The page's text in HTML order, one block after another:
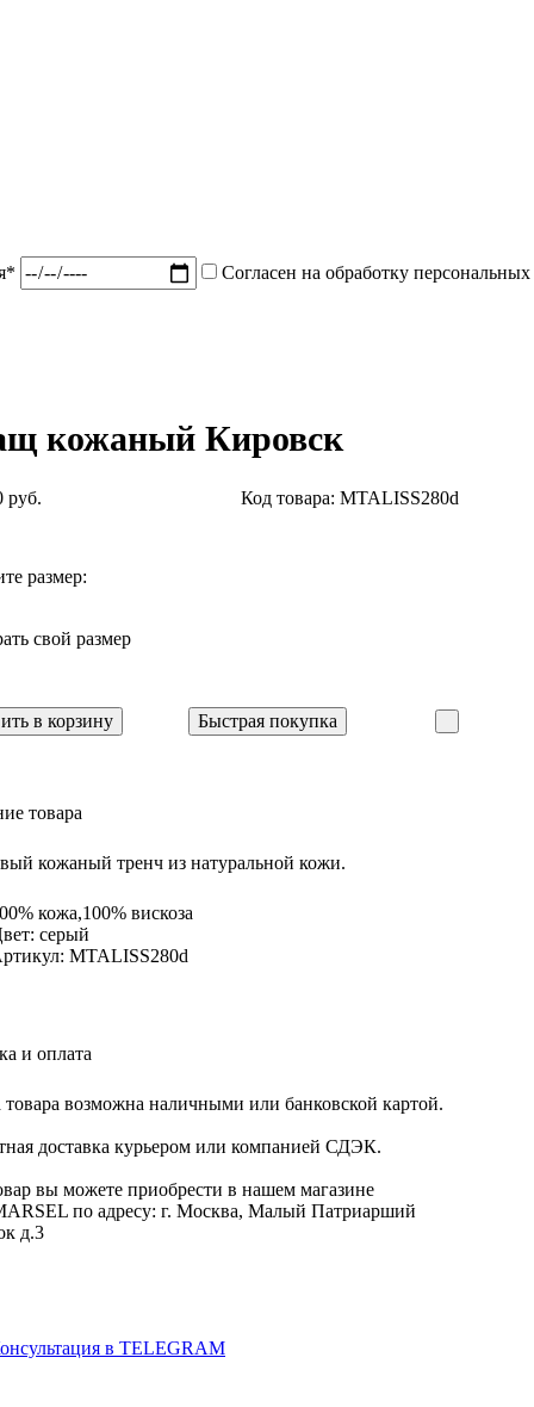
Согласен на обработку персональных
кожаный Кировск
руб. Код товара: MTALISS280d
размер:
свой размер
в корзину Быстрая покупка
товара
кожаный тренч из натуральной кожи.
кожа,100% вискоза
серый
MTALISS280d
и оплата
товара возможна наличными или банковской картой.
доставка курьером или компанией СДЭК.
вы можете приобрести в нашем магазине
по адресу: г. Москва, Малый Патриарший
д.3
в TELEGRAM